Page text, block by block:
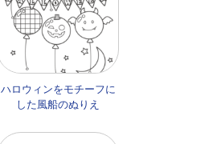
ハロウィンをモチーフに
した風船のぬりえ